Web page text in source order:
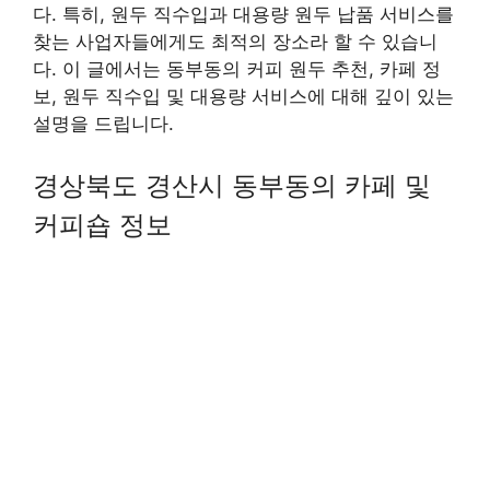
다. 특히, 원두 직수입과 대용량 원두 납품 서비스를
찾는 사업자들에게도 최적의 장소라 할 수 있습니
다. 이 글에서는 동부동의 커피 원두 추천, 카페 정
보, 원두 직수입 및 대용량 서비스에 대해 깊이 있는
설명을 드립니다.
경상북도 경산시 동부동의 카페 및
커피숍 정보